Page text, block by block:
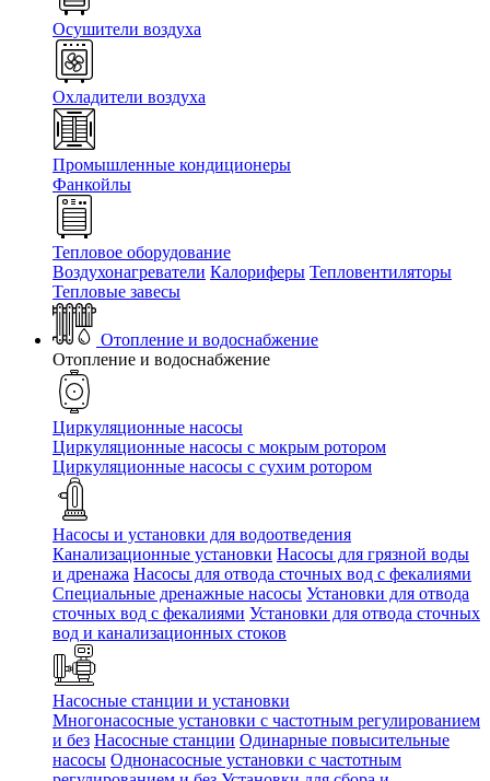
Осушители воздуха
Охладители воздуха
Промышленные кондиционеры
Фанкойлы
Тепловое оборудование
Воздухонагреватели Калориферы Тепловентиляторы
Тепловые завесы
Отопление и водоснабжение
Отопление и водоснабжение
Циркуляционные насосы
Циркуляционные насосы с мокрым ротором
Циркуляционные насосы с сухим ротором
Насосы и установки для водоотведения
Канализационные установки Насосы для грязной воды
и дренажа Насосы для отвода сточных вод c фекалиями
Специальные дренажные насосы Установки для отвода
сточных вод c фекалиями Установки для отвода сточных
вод и канализационных стоков
Насосные станции и установки
Многонасосные установки с частотным регулированием
и без Насосные станции Одинарные повысительные
насосы Однонасосные установки с частотным